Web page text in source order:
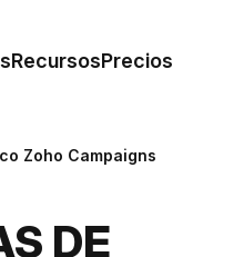
RecursosPrecios
Zoho Campaigns
DE